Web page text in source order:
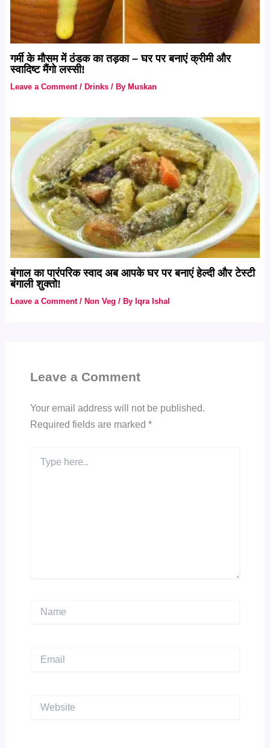
गर्मी के मौसम में ठंडक का तड़का – घर पर बनाएं क्रीमी और
स्वादिष्ट मैंगो लस्सी!
Leave a Comment / Drinks / By Muskan
बंगाल का पारंपरिक स्वाद अब आपके घर पर बनाएं हेल्दी और टेस्टी
बंगाली शुक्तो!
Leave a Comment / Non Veg / By Iqra Ishal
Leave a Comment
Your email address will not be published.
Required fields are marked *
here..